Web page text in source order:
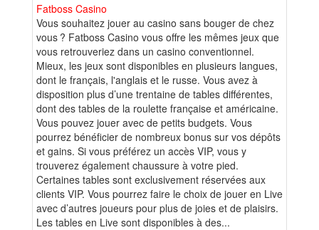
Fatboss Casino
Vous souhaitez jouer au casino sans bouger de chez
vous ? Fatboss Casino vous offre les mêmes jeux que
vous retrouveriez dans un casino conventionnel.
Mieux, les jeux sont disponibles en plusieurs langues,
dont le français, l'anglais et le russe. Vous avez à
disposition plus d’une trentaine de tables différentes,
dont des tables de la roulette française et américaine.
Vous pouvez jouer avec de petits budgets. Vous
pourrez bénéficier de nombreux bonus sur vos dépôts
et gains. Si vous préférez un accès VIP, vous y
trouverez également chaussure à votre pied.
Certaines tables sont exclusivement réservées aux
clients VIP. Vous pourrez faire le choix de jouer en Live
avec d’autres joueurs pour plus de joies et de plaisirs.
Les tables en Live sont disponibles à des...